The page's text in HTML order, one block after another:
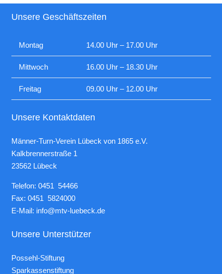
Unsere Geschäftszeiten
Montag 14.00 Uhr – 17.00 Uhr
Mittwoch 16.00 Uhr – 18.30 Uhr
Freitag 09.00 Uhr – 12.00 Uhr
Unsere Kontaktdaten
Männer-Turn-Verein Lübeck von 1865 e.V.
Kalkbrennerstraße 1
23562 Lübeck
Telefon: 0451 54466
Fax: 0451 5824000
E-Mail: info@mtv-luebeck.de
Unsere Unterstützer
Possehl-Stiftung
Sparkassenstiftung